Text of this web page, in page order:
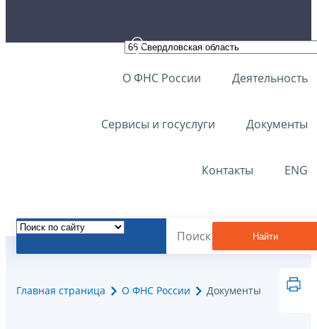
О ФНС России Деятельность
Сервисы и госуслуги Документы
Контакты ENG
Найти
Главная страница О ФНС России Документы